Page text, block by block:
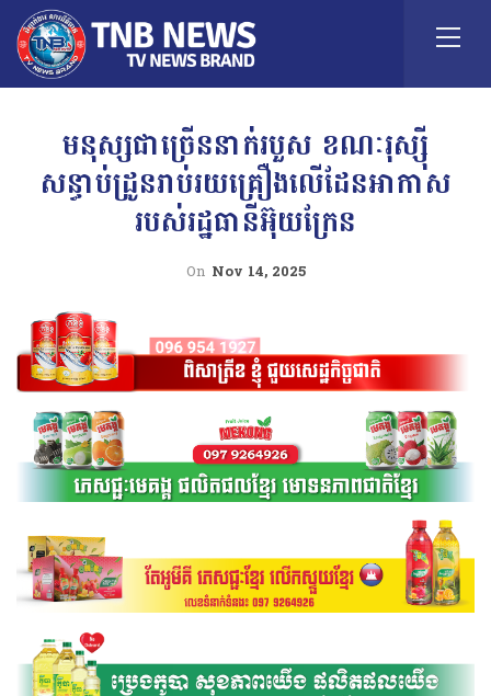
មនុស្សជាច្រើននាក់របួស ខណៈរុស្ស៊ី
សន្ធាប់ដ្រូនរាប់រយគ្រឿងលើដែនអាកាស
របស់រដ្ឋធានីអ៊ុយក្រែន
On Nov 14, 2025